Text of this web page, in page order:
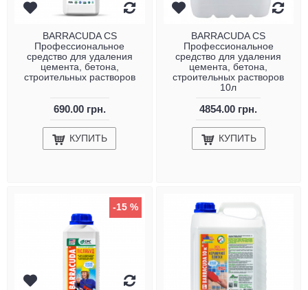
BARRACUDA CS
Профессиональное
средство для удаления
цемента, бетона,
строительных растворов
690.00 грн.
КУПИТЬ
BARRACUDA CS
Профессиональное
средство для удаления
цемента, бетона,
строительных растворов
10л
4854.00 грн.
КУПИТЬ
-15 %